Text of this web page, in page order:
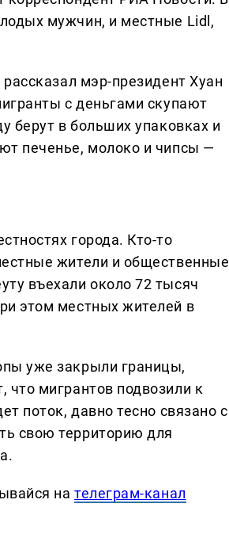
мужчин, и местные Lidl,
мэр-президент Хуан
с деньгами скупают
берут в больших упаковках и
печенье, молоко и чипсы —
города. Кто-то
жители и общественные
въехали около 72 тысяч
этом местных жителей в
уже закрыли границы,
что мигрантов подвозили к
поток, давно тесно связано с
свою территорию для
нателеграм-канал